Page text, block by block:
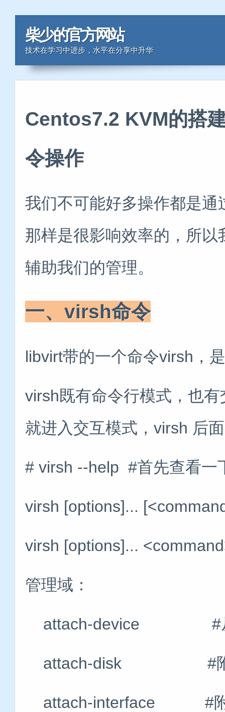
柴少的官方网站
技术在学习中进步，水平在分享中升华
Centos7.2 KVM的搭
令操作
我们不可能好多操作都是
那样是很影响效率的，所
辅助我们的管理。
一、virsh命令
libvirt带的一个命令virsh，
virsh既有命令行模式，也
就进入交互模式，virsh 后
# virsh --help #首先查看一
virsh [options]...
virsh [options]...
管理域：
attach-device #从一
attach-disk #附加
attach-interface #附